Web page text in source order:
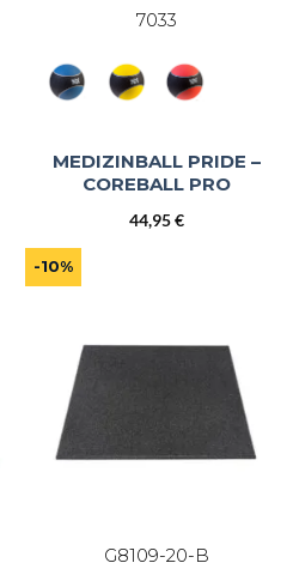
7033
MEDIZINBALL PRIDE –
COREBALL PRO
44,95€
-10%
G8109-20-B